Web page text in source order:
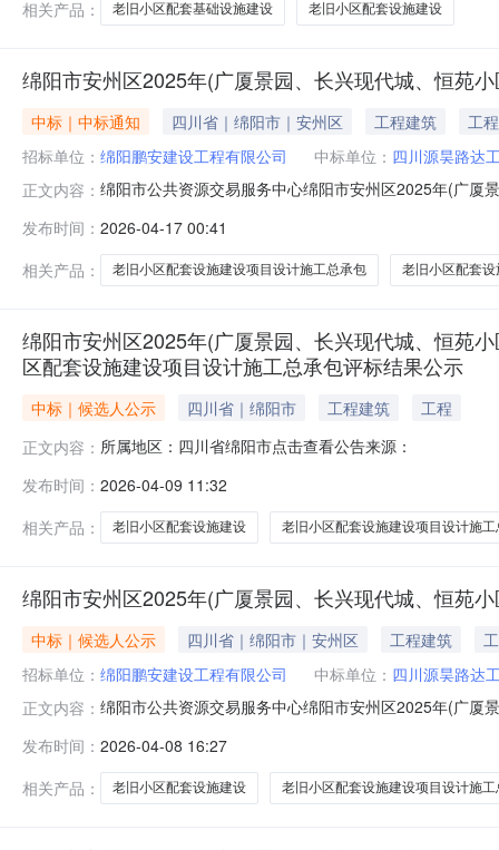
相关产品： 老旧小区配套基础设施建设 老旧小区配套设施建设
绵阳市安州区2025年(广厦景园、长兴现代城、恒苑
中标｜中标通知 四川省｜绵阳市｜安州区 工程建筑
工程
招标单位： 绵阳鹏安建设工程有限公司 中标单位： 四川源昊路达
正文内容： 绵阳市公共资源交易服务中心绵阳市安州区2025年(广厦
2025年(广厦景园、长兴现代城、恒苑小区)老旧小区配
公告项目及标段名称
发布时间： 2026-04-17 00:41
相关产品：
老旧小区配套设施建设项目设计施工总承包 老旧小区配套设
绵阳市安州区2025年(广厦景园、长兴现代城、恒苑
区配套设施建设项目设计施工总承包评标结果公示
中标｜候选人公示 四川省｜绵阳市 工程建筑
工程
正文内容： 所属地区：四川省绵阳市点击查看公告来源：
发布时间： 2026-04-09 11:32
相关产品：
老旧小区配套设施建设 老旧小区配套设施建设项目设计施工
绵阳市安州区2025年(广厦景园、长兴现代城、恒苑
中标｜候选人公示 四川省｜绵阳市｜安州区 工程建筑
招标单位： 绵阳鹏安建设工程有限公司 中标单位： 四川源昊路达
正文内容： 绵阳市公共资源交易服务中心绵阳市安州区2025年(广厦
城、恒苑小区)老旧小区配套设施建设项目设计施工总承
构联系电话18
发布时间： 2026-04-08 16:27
相关产品：
老旧小区配套设施建设 老旧小区配套设施建设项目设计施工